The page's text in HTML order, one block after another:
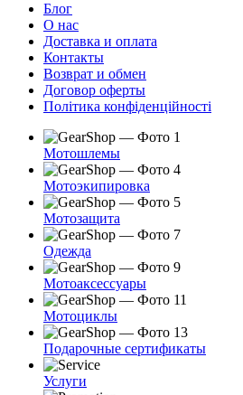
Блог
О нас
Доставка и оплата
Контакты
Возврат и обмен
Договор оферты
Політика конфіденційності
Мотошлемы
Мотоэкипировка
Мотозащита
Одежда
Мотоаксессуары
Мотоциклы
Подарочные сертификаты
Услуги